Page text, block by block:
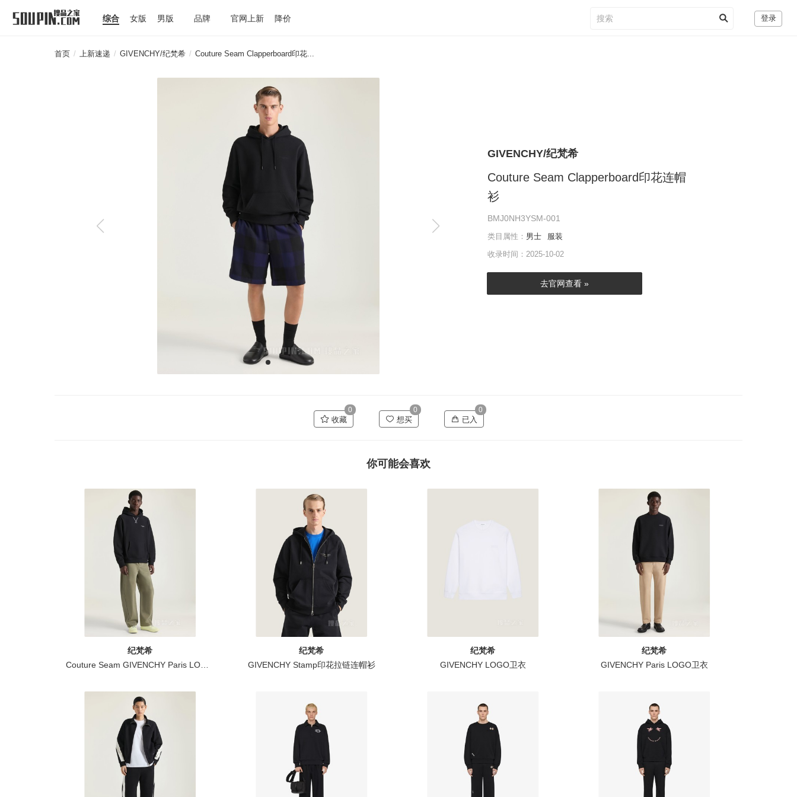
综合 女版 男版 品牌 官网上新 降价 登录
首页 / 上新速递 / GIVENCHY/纪梵希 / Couture Seam Clapperboard印花...
GIVENCHY/纪梵希
Couture Seam Clapperboard印花连帽
衫
BMJ0NH3YSM-001
类目属性： 男士
服装
收录时间：2025-10-02
去官网查看 »
收藏
0
想买
0
已入
0
你可能会喜欢
纪梵希
纪梵希
GIVENCHY Stamp印花拉链连帽衫
纪梵希
GIVENCHY LOGO卫衣
纪梵希
GIVENCHY Paris LOGO卫衣